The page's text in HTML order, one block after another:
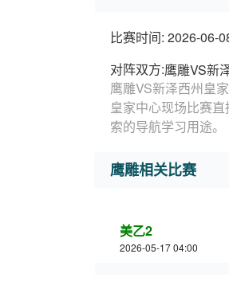
比赛时间: 2026-06-
对阵双方:鹰雕VS新
鹰雕VS新泽西州皇
皇家中心现场比赛
索的导航学习用途。
鹰雕相关比赛
美乙2
2026-05-17 04:00